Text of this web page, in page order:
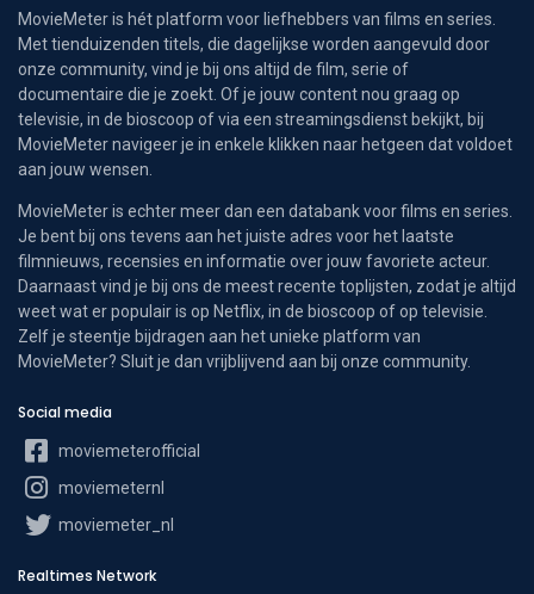
MovieMeter is hét platform voor liefhebbers van films en series.
Met tienduizenden titels, die dagelijkse worden aangevuld door
onze community, vind je bij ons altijd de film, serie of
documentaire die je zoekt. Of je jouw content nou graag op
televisie, in de bioscoop of via een streamingsdienst bekijkt, bij
MovieMeter navigeer je in enkele klikken naar hetgeen dat voldoet
aan jouw wensen.
MovieMeter is echter meer dan een databank voor films en series.
Je bent bij ons tevens aan het juiste adres voor het laatste
filmnieuws, recensies en informatie over jouw favoriete acteur.
Daarnaast vind je bij ons de meest recente toplijsten, zodat je altijd
weet wat er populair is op Netflix, in de bioscoop of op televisie.
Zelf je steentje bijdragen aan het unieke platform van
MovieMeter? Sluit je dan vrijblijvend aan bij onze community.
Social media
moviemeterofficial
moviemeternl
moviemeter_nl
Realtimes Network